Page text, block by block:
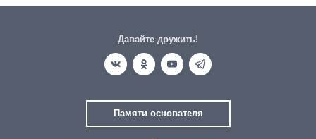
Давайте дружить!
Памяти основателя